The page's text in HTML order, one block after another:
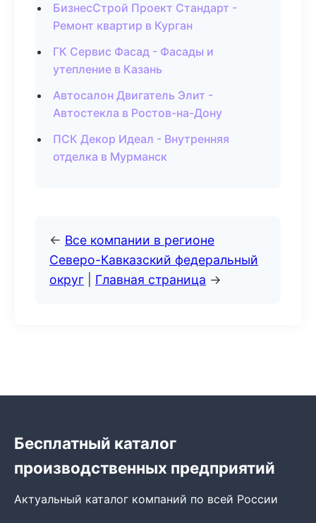
БизнесСтрой Проект Стандарт -
Ремонт квартир в Курган
ГК Сервис Фасад - Фасады и
утепление в Казань
Автосалон Двигатель Элит -
Автостекла в Ростов-на-Дону
ПСК Декор Идеал - Внутренняя
отделка в Мурманск
← Все компании в регионе
Северо-Кавказский федеральный
округ
Главная страница →
Бесплатный каталог
производственных предприятий
Актуальный каталог компаний по всей России